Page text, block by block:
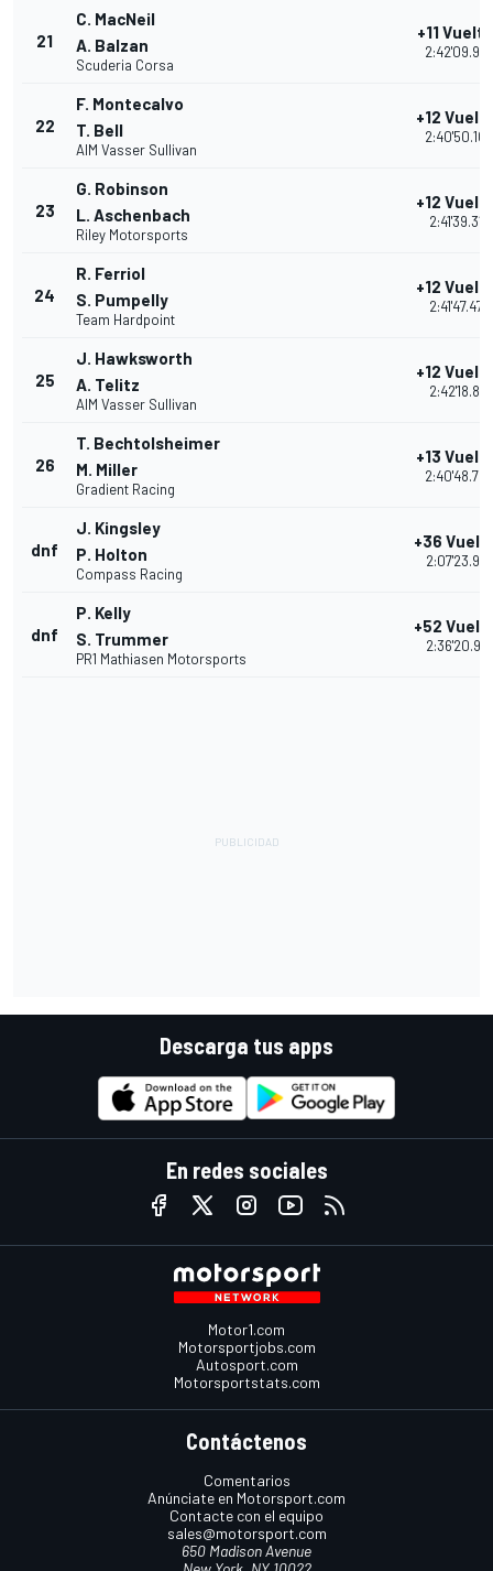
21
C. MacNeil
A. Balzan
Scuderia Corsa
+11
22
F. Montecalvo
T. Bell
AIM Vasser Sullivan
+12
23
G. Robinson
L. Aschenbach
Riley Motorsports
+12
2:41'39.319
24
R. Ferriol
S. Pumpelly
Team Hardpoint
+12
2:41'47.470
25
J. Hawksworth
A. Telitz
AIM Vasser Sullivan
+12
2:42'18.817
26
T. Bechtolsheimer
M. Miller
Gradient Racing
+13
dnf
J. Kingsley
P. Holton
Compass Racing
+36
dnf
P. Kelly
S. Trummer
PR1 Mathiasen Motorsports
+52
Descarga tus apps
En redes sociales
Motor1.com
Motorsportjobs.com
Autosport.com
Motorsportstats.com
Contáctenos
Comentarios
Anúnciate en Motorsport.com
Contacte con el equipo
sales@motorsport.com
650 Madison Avenue